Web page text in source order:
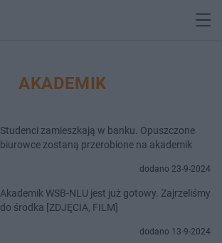
AKADEMIK
Studenci zamieszkają w banku. Opuszczone
biurowce zostaną przerobione na akademik
dodano 23-9-2024
Akademik WSB-NLU jest już gotowy. Zajrzeliśmy
do środka [ZDJĘCIA, FILM]
dodano 13-9-2024